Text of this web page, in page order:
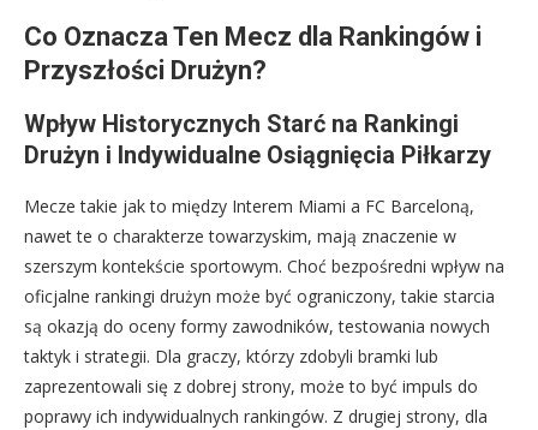
Co Oznacza Ten Mecz dla Rankingów i
Przyszłości Drużyn?
Wpływ Historycznych Starć na Rankingi
Drużyn i Indywidualne Osiągnięcia Piłkarzy
Mecze takie jak to między Interem Miami a FC Barceloną,
nawet te o charakterze towarzyskim, mają znaczenie w
szerszym kontekście sportowym. Choć bezpośredni wpływ na
oficjalne rankingi drużyn może być ograniczony, takie starcia
są okazją do oceny formy zawodników, testowania nowych
taktyk i strategii. Dla graczy, którzy zdobyli bramki lub
zaprezentowali się z dobrej strony, może to być impuls do
poprawy ich indywidualnych rankingów. Z drugiej strony, dla